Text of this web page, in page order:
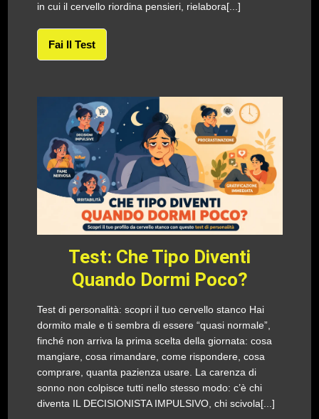
in cui il cervello riordina pensieri, rielabora[...]
Fai Il Test
Test: Che Tipo Diventi
Quando Dormi Poco?
Test di personalità: scopri il tuo cervello stanco Hai
dormito male e ti sembra di essere “quasi normale”,
finché non arriva la prima scelta della giornata: cosa
mangiare, cosa rimandare, come rispondere, cosa
comprare, quanta pazienza usare. La carenza di
sonno non colpisce tutti nello stesso modo: c’è chi
diventa IL DECISIONISTA IMPULSIVO, chi scivola[...]